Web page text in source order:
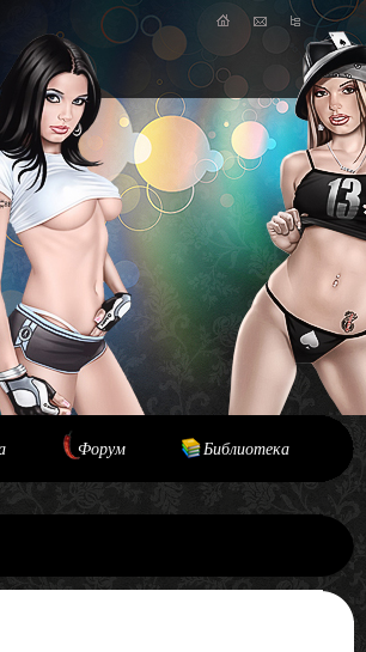
Форум Библиотека